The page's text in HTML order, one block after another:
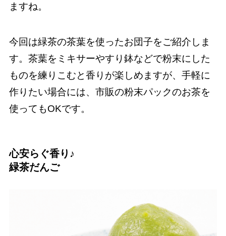
ますね。
今回は緑茶の茶葉を使ったお団子をご紹介しま
す。茶葉をミキサーやすり鉢などで粉末にした
ものを練りこむと香りが楽しめますが、手軽に
作りたい場合には、市販の粉末パックのお茶を
使ってもOKです。
心安らぐ香り♪
緑茶だんご